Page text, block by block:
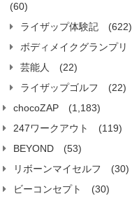
(60)
ライザップ体験記
(622)
ボディメイクグランプリ
芸能人
(22)
ライザップゴルフ
(22)
chocoZAP
(1,183)
247ワークアウト
(119)
BEYOND
(53)
リボーンマイセルフ
(30)
ビーコンセプト
(30)